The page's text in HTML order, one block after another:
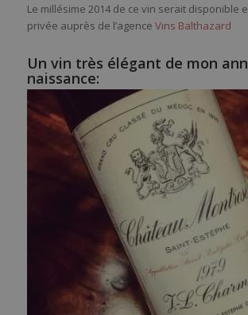
Le millésime 2014 de ce vin serait disponible
privée auprès de l’agence Vins Balthazard
Un vin très élégant de mon
naissance: